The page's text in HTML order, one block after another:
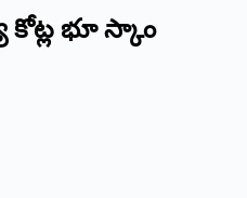
భూ స్కాం